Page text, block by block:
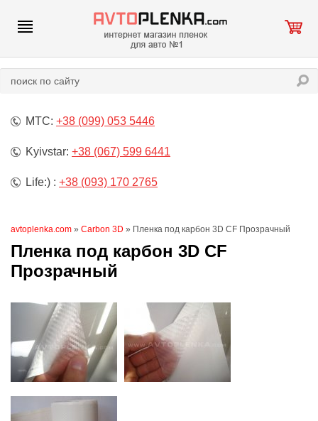
МТС: +38 (099) 053 5446
Kyivstar: +38 (067) 599 6441
Life:) : +38 (093) 170 2765
avtoplenka.com » Carbon 3D » Пленка под карбон 3D CF Прозрачный
Пленка под карбон 3D CF
Прозрачный